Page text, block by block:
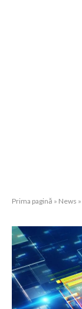
Prima pagină » News »